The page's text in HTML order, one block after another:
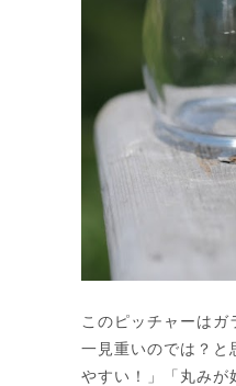
このピッチャーはガ
一見重いのでは？と
やすい！」「丸みが